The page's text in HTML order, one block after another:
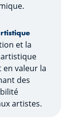
et la
valeur la
des
artistes.